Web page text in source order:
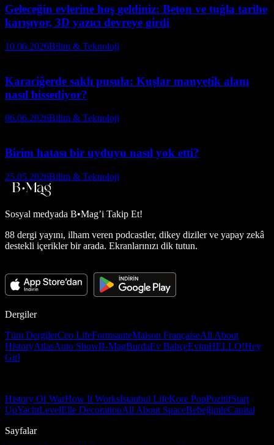
Geleceğin evlerine hoş geldiniz: Beton ve tuğla tarihe
karışıyor, 3D yazıcı devreye girdi
10.06.2026Bilim & Teknoloji
Karaciğerde saklı pusula: Kuşlar manyetik alanı
nasıl hissediyor?
06.06.2026Bilim & Teknoloji
Birim hatası bir uyduyu nasıl yok etti?
25.05.2026Bilim & Teknoloji
Sosyal medyada B•Mag’i Takip Et!
88 dergi yayını, ilham veren podcastler, dikey diziler ve yapay zekâ
destekli içerikler bir arada. Ekranlarınızı dik tutun.
Dergiler
Tüm DergilerCeo LifeFormsanteMaison FrançaiseAll About
HistoryAtlasAuto ShowB-MagBurdaEv BahçeEvimHELLO!Hey
Girl
History Of WarHow It Worksİstanbul LifeKore PopPozitifStart
UpYachtLevelElle DecorationAll About SpaceBebeğimleCapital
Sayfalar